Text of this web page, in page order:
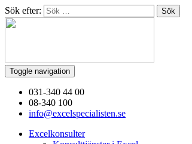
Sök efter:
Toggle navigation
031-340 44 00
08-340 100
info@excelspecialisten.se
Excelkonsulter